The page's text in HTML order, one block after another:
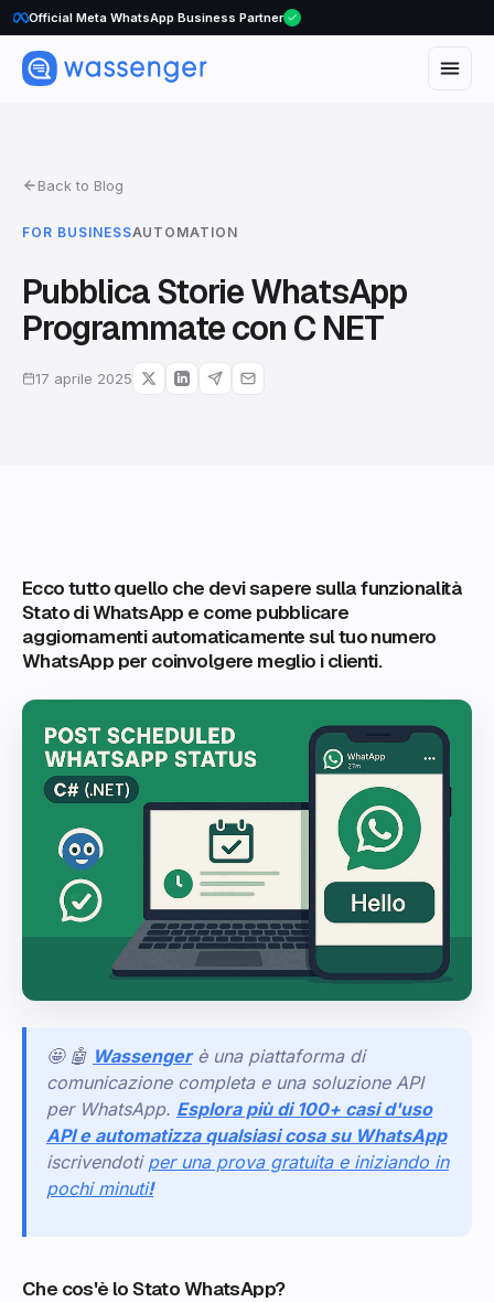
Official Meta WhatsApp Business Partner
WhatsApp Voice Calls are here
Back to Blog
FOR BUSINESSAUTOMATION
Pubblica Storie WhatsApp
Programmate con C NET
17 aprile 2025
Ecco tutto quello che devi sapere sulla funzionalità
Stato di WhatsApp e come pubblicare
aggiornamenti automaticamente sul tuo numero
WhatsApp per coinvolgere meglio i clienti.
🤩 🤖 Wassenger è una piattaforma di
comunicazione completa e una soluzione API
per WhatsApp. Esplora più di 100+ casi d'uso
API e automatizza qualsiasi cosa su WhatsApp
iscrivendoti per una prova gratuita e iniziando in
pochi minuti!
Che cos'è lo Stato WhatsApp?